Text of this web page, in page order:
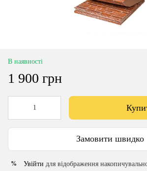
В наявності
1 900 грн
Замовити швидко
% Увійти для відображення